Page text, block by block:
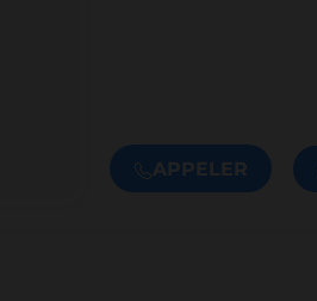
APPELER